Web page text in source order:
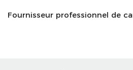
Fournisseur professionnel de